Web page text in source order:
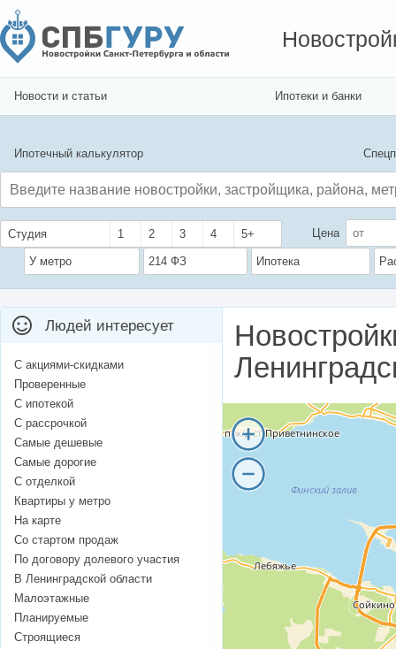
Новости и статьи Ипотеки и банки
Ипотечный калькулятор
Студия 1 2 3 4 5+ Цена
У метро 214 ФЗ Ипотека
Людей интересует
С акциями-скидками
Проверенные
С ипотекой
С рассрочкой
Самые дешевые
Самые дорогие
С отделкой
Квартиры у метро
На карте
Со стартом продаж
По договору долевого участия
В Ленинградской области
Малоэтажные
Планируемые
Строящиеся